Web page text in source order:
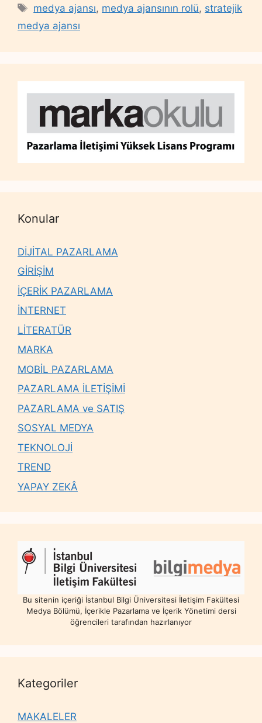
Tags
medya ajansı, medya ajansının rolü, stratejik
medya ajansı
Konular
DİJİTAL PAZARLAMA
GİRİŞİM
İÇERİK PAZARLAMA
İNTERNET
LİTERATÜR
MARKA
MOBİL PAZARLAMA
PAZARLAMA İLETİŞİMİ
PAZARLAMA ve SATIŞ
SOSYAL MEDYA
TEKNOLOJİ
TREND
YAPAY ZEKÂ
Bu sitenin içeriği İstanbul Bilgi Üniversitesi İletişim Fakültesi
Medya Bölümü, İçerikle Pazarlama ve İçerik Yönetimi dersi
öğrencileri tarafından hazırlanıyor
Kategoriler
MAKALELER